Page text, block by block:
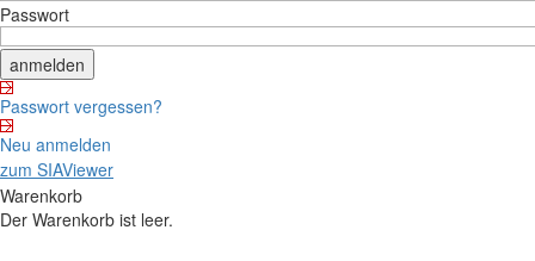
Passwort
Passwort vergessen?
Neu anmelden
zum SIAViewer
Warenkorb
Der Warenkorb ist leer.